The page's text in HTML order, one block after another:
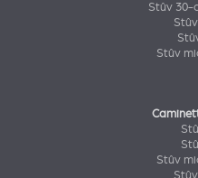
Stûv 30-
Stûv
Stûv